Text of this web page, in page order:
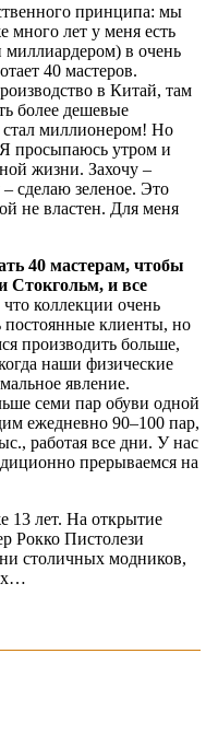
принципа: мы
много лет у меня есть
в очень
40 мастеров.
в Китай, там
более дешевые
стал миллионером! Но
просыпаюсь утром и
жизни. Захочу –
сделаю зеленое. Это
не властен. Для меня
40 мастерам, чтобы
Стокгольм, и все
коллекции очень
постоянные клиенты, но
производить больше,
наши физические
явление.
семи пар обуви одной
ежедневно 90–100 пар,
работая все дни. У нас
прерываемся на
13 лет. На открытие
Рокко Пистолези
столичных модников,